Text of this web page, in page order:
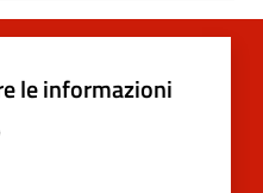
le informazioni